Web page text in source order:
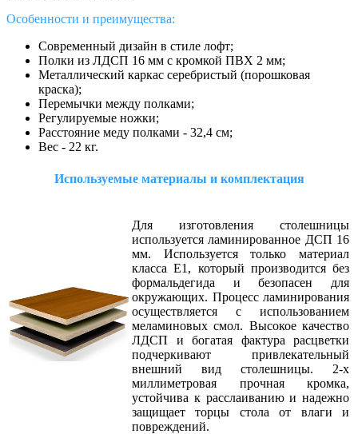
Особенности и преимущества:
Современный дизайн в стиле лофт;
Полки из ЛДСП 16 мм с кромкой ПВХ 2 мм;
Металлический каркас серебристый (порошковая
краска);
Перемычки между полками;
Регулируемые ножки;
Расстояние меду полками - 32,4 см;
Вес - 22 кг.
Используемые материалы и комплектация
Для изготовления столешницы
используется ламинированное ДСП 16
мм. Используется только материал
класса Е1, который производится без
формальдегида и безопасен для
окружающих. Процесс ламинирования
осуществляется с использованием
меламиновых смол. Высокое качество
ЛДСП и богатая фактура расцветки
подчеркивают привлекательный
внешний вид столешницы. 2-х
миллиметровая прочная кромка,
устойчива к расслаиванию и надежно
защищает торцы стола от влаги и
повреждений.